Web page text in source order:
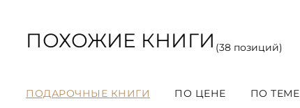
ПОХОЖИЕ КНИГИ (38позиций)
ПОДАРОЧНЫЕ КНИГИ ПО ЦЕНЕ ПО ТЕМЕ